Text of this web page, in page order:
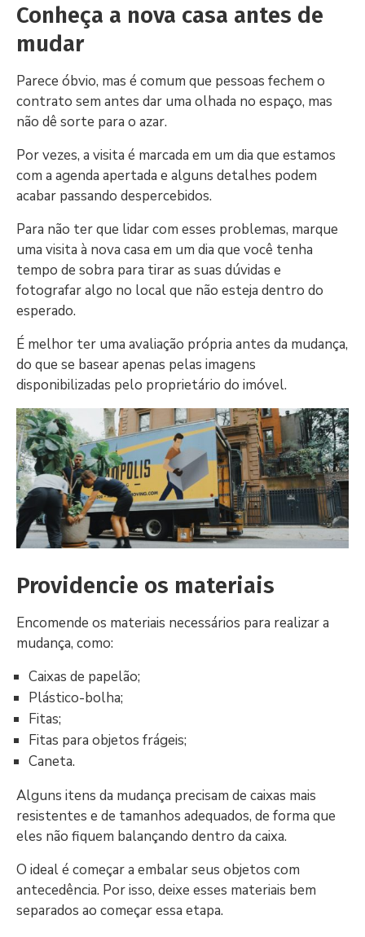
Conheça a nova casa antes de
mudar
Parece óbvio, mas é comum que pessoas fechem o
contrato sem antes dar uma olhada no espaço, mas
não dê sorte para o azar.
Por vezes, a visita é marcada em um dia que estamos
com a agenda apertada e alguns detalhes podem
acabar passando despercebidos.
Para não ter que lidar com esses problemas, marque
uma visita à nova casa em um dia que você tenha
tempo de sobra para tirar as suas dúvidas e
fotografar algo no local que não esteja dentro do
esperado.
É melhor ter uma avaliação própria antes da mudança,
do que se basear apenas pelas imagens
disponibilizadas pelo proprietário do imóvel.
Providencie os materiais
Encomende os materiais necessários para realizar a
mudança, como:
Caixas de papelão;
Plástico-bolha;
Fitas;
Fitas para objetos frágeis;
Caneta.
Alguns itens da mudança precisam de caixas mais
resistentes e de tamanhos adequados, de forma que
eles não fiquem balançando dentro da caixa.
O ideal é começar a embalar seus objetos com
antecedência. Por isso, deixe esses materiais bem
separados ao começar essa etapa.